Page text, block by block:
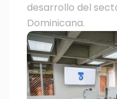
desarrollo del
Dominicana.